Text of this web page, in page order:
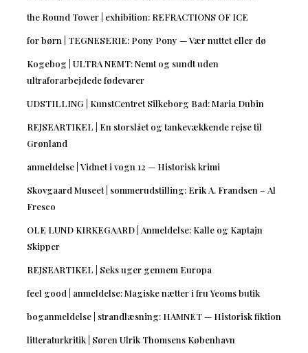
the Round Tower | exhibition: REFRACTIONS OF ICE
for børn | TEGNESERIE: Pony Pony — Vær nuttet eller dø
Kogebog | ULTRA NEMT: Nemt og sundt uden
ultraforarbejdede fødevarer
UDSTILLING | KunstCentret Silkeborg Bad: Maria Dubin
REJSEARTIKEL | En storslået og tankevækkende rejse til
Grønland
anmeldelse | Vidnet i vogn 12 — Historisk krimi
Skovgaard Museet | sommerudstilling: Erik A. Frandsen – Al
Fresco
OLE LUND KIRKEGAARD | Anmeldelse: Kalle og Kaptajn
Skipper
REJSEARTIKEL | Seks uger gennem Europa
feel good | anmeldelse: Magiske nætter i fru Yeoms butik
boganmeldelse | strandlæsning: HAMNET — Historisk fiktion
litteraturkritik | Søren Ulrik Thomsens København